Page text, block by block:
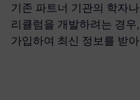
기존 파트너 기관의 학자
리큘럼을 개발하려는 경
가입하여 최신 정보를 받